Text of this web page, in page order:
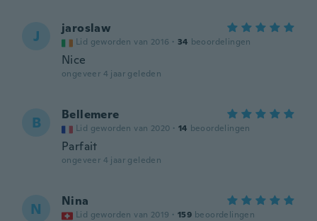
J jaroslaw
Lid geworden van 2016 · 34 beoordelingen
Nice
ongeveer 4 jaar geleden
B Bellemere
Lid geworden van 2020 · 14 beoordelingen
Parfait
ongeveer 4 jaar geleden
N Nina
Lid geworden van 2019 · 159 beoordelingen